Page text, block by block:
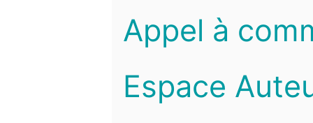
Appel à
Espace